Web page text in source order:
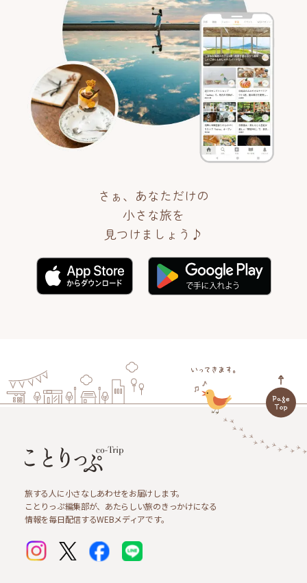
さぁ、あなただけの
小さな旅を
見つけましょう♪
旅する人に小さなしあわせをお届けします。
ことりっぷ編集部が、あたらしい旅のきっかけになる
情報を毎日配信するWEBメディアです。